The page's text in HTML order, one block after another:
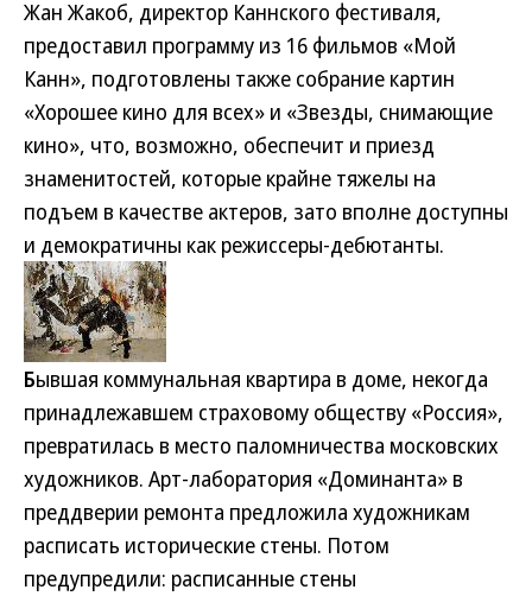
Жан Жакоб, директор Каннского фестиваля,
предоставил программу из 16 фильмов «Мой
Канн», подготовлены также собрание картин
«Хорошее кино для всех» и «Звезды, снимающие
кино», что, возможно, обеспечит и приезд
знаменитостей, которые крайне тяжелы на
подъем в качестве актеров, зато вполне доступны
и демократичны как режиссеры-дебютанты.
Бывшая коммунальная квартира в доме, некогда
принадлежавшем страховому обществу «Россия»,
превратилась в место паломничества московских
художников. Арт-лаборатория «Доминанта» в
преддверии ремонта предложила художникам
расписать исторические стены. Потом
предупредили: расписанные стены